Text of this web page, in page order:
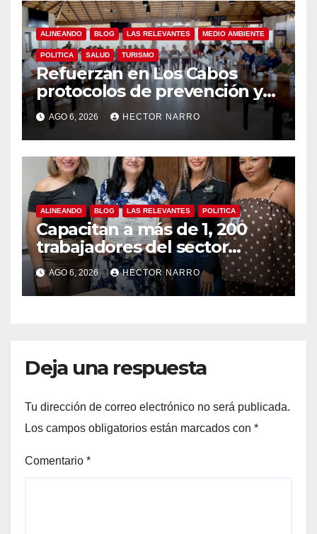
ALINEANDO BLOG LAS RELEVANTES MEDIO AMBIENTE
POLITICA SALUD TURISMO
Refuerzan en Los Cabos
protocolos de prevención y
rescate en playas ante oleaje
y temporada de ciclones
AGO 6, 2026 HECTOR NARRO
ALINEANDO BLOG LAS RELEVANTES POLITICA
Capacitan a más de 1, 200
trabajadores del sector
hotelero en derechos
humanos y respeto laboral
en Los Cabos
AGO 6, 2026 HECTOR NARRO
Deja una respuesta
Tu dirección de correo electrónico no será publicada.
Los campos obligatorios están marcados con *
Comentario *